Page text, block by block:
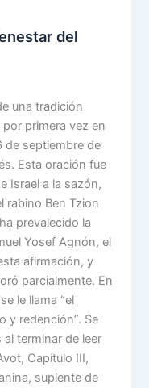
del
una tradición
primera vez en
de septiembre de
Esta oración fue
Israel a la sazón,
rabino Ben Tzion
prevalecido la
Yosef Agnón, el
afirmación, y
parcialmente. En
le llama “el
y redención”. Se
terminar de leer
Capítulo III,
suplente de